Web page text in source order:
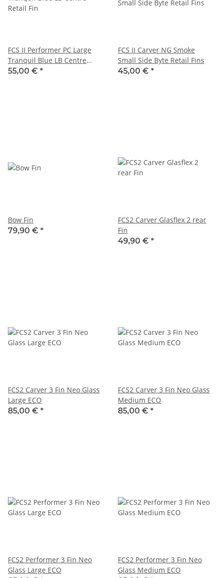
FCS II Performer PC Large
Tranquil Blue LB Centre
Retail Fin
55,00 € *
FCS II Carver NG Smoke
Small Side Byte Retail Fins
45,00 € *
Bow Fin
79,90 € *
FCS2 Carver Glasflex 2 rear
Fin
49,90 € *
FCS2 Carver 3 Fin Neo Glass
Large ECO
85,00 € *
FCS2 Carver 3 Fin Neo Glass
Medium ECO
85,00 € *
FCS2 Performer 3 Fin Neo
Glass Large ECO
FCS2 Performer 3 Fin Neo
Glass Medium ECO